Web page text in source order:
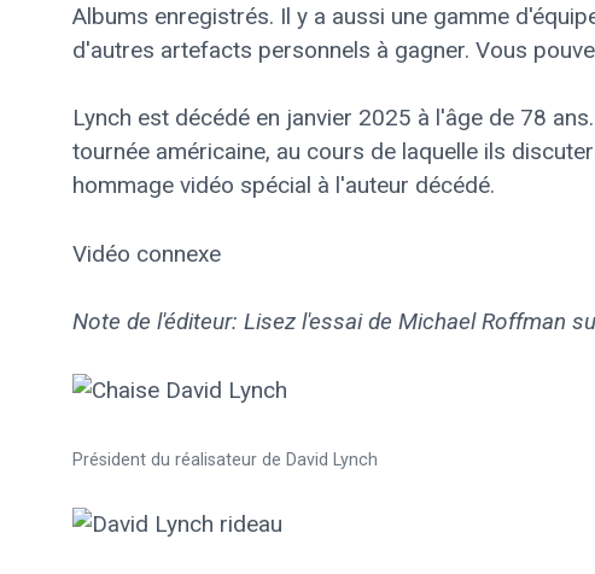
Albums enregistrés. Il y a aussi une gamme
d'autres artefacts personnels à gagner. Vous
Lynch est décédé en janvier 2025 à l'âge de 78
tournée américaine, au cours de laquelle ils
hommage vidéo spécial à l'auteur décédé.
Vidéo connexe
Note de l'éditeur: Lisez l'essai de Michael Roffman
Président du réalisateur de David Lynch